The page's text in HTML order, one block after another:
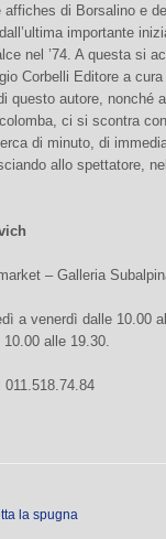
affiches di Borsalino e
importante
nel ’74. A questa si
Corbelli Editore a
questo autore, nonché
ci si scontra
di minuto, di
allo spettatore,
– Galleria
a venerdì dalle 10.00
alle 19.30.
011.518.74.84
la spugna